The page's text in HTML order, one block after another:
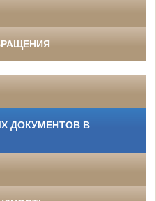
ДОКУМЕНТОВ В